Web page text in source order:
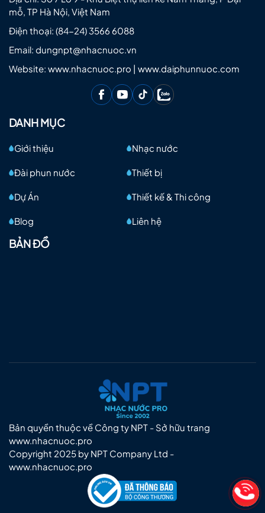
mỗ, TP Hà Nội, Việt Nam
Điện thoại: (84-24) 3566 6088
Email: dungnpt@nhacnuoc.vn
Website: www.nhacnuoc.pro | www.daiphunnuoc.com
DANH MỤC
Giới thiệu Nhạc nước
Đài phun nước Thiết bị
Dự Án Thiết kế & Thi công
Blog Liên hệ
BẢN ĐỒ
Bản quyền thuộc về Công ty NPT - Sở hữu trang
www.nhacnuoc.pro
Copyright 2025 by NPT Company Ltd -
www.nhacnuoc.pro